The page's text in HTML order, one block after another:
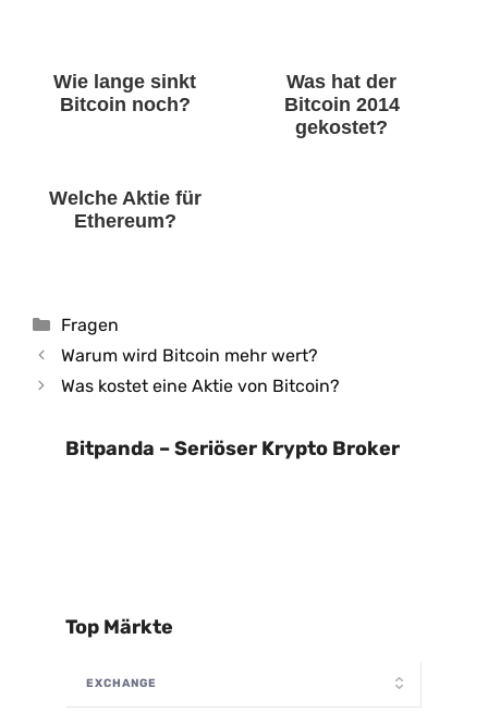
Wie lange sinkt
Bitcoin noch?
Was hat der
Bitcoin 2014
gekostet?
Welche Aktie für
Ethereum?
Kategorien
Fragen
Warum wird Bitcoin mehr wert?
Was kostet eine Aktie von Bitcoin?
Bitpanda – Seriöser Krypto Broker
Top Märkte
EXCHANGE